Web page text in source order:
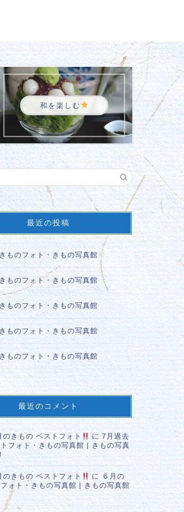
和を楽しむ
最近の投稿
ものフォト・きもの写真館
ものフォト・きもの写真館
ものフォト・きもの写真館
ものフォト・きもの写真館
ものフォト・きもの写真館
最近のコメント
きもの ベストフォト に7月過去
フォト・きもの写真館 | きもの写真
きもの ベストフォト に
６月の
ォト・きもの写真館 | きもの写真館